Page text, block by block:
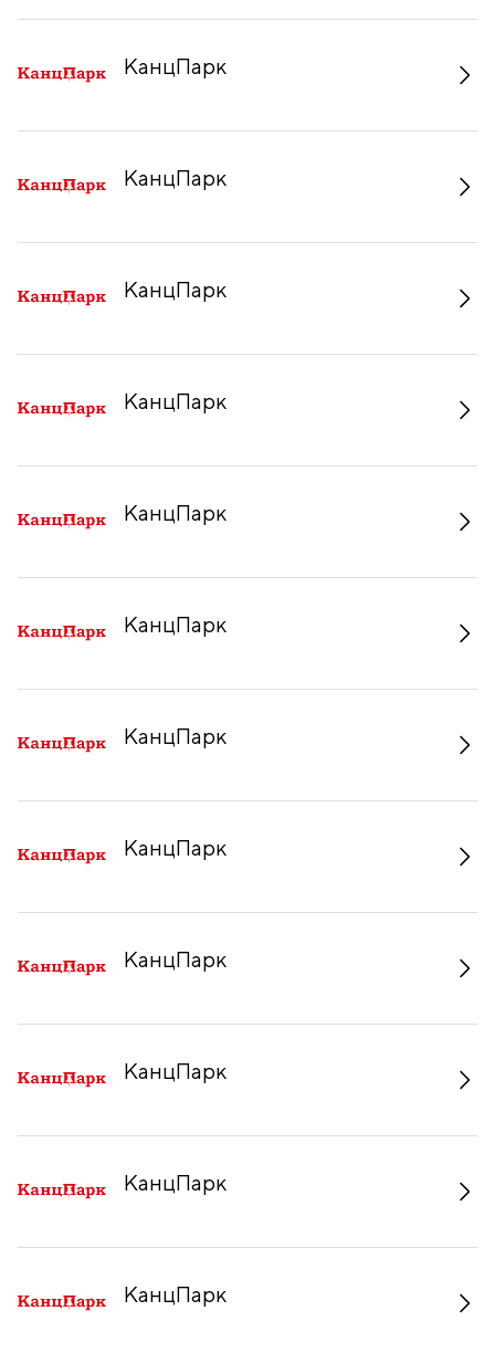
КанцПарк
КанцПарк
КанцПарк
КанцПарк
КанцПарк
КанцПарк
КанцПарк
КанцПарк
КанцПарк
КанцПарк
КанцПарк
КанцПарк